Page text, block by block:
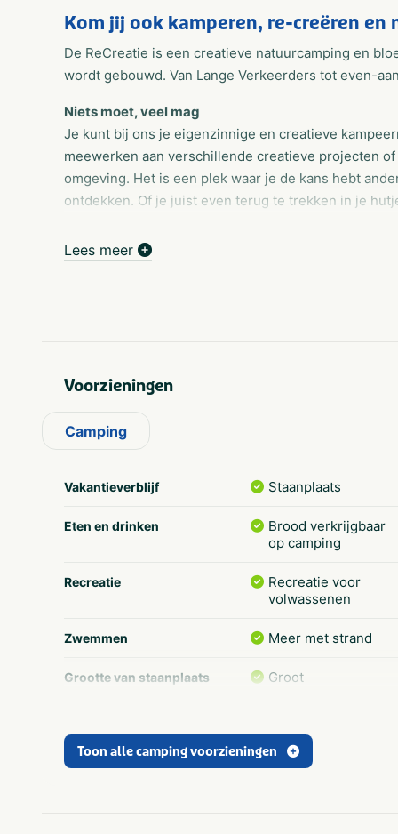
Kom jij ook kamperen, re-creëren en
De ReCreatie is een creatieve natuurcamping en
wordt gebouwd. Van Lange Verkeerders tot even-
Niets moet, veel mag
Je kunt bij ons je eigenzinnige en creatieve
meewerken aan verschillende creatieve projecten
omgeving. Het is een plek waar je de kans hebt
ontdekken. Of je juist even terug te trekken in je
Maar bovenal moet het een plek zijn waar jij thuis
Lees meer
Voorzieningen
Camping
Vakantieverblijf Staanplaats
Eten en drinken
Brood verkrijgbaar
op camping
Recreatie
Recreatie voor
volwassenen
Zwemmen Meer met strand
Grootte van staanplaats Groot
plaatsen
Populaire filters
Dichtbij centrum
Toon alle camping voorzieningen